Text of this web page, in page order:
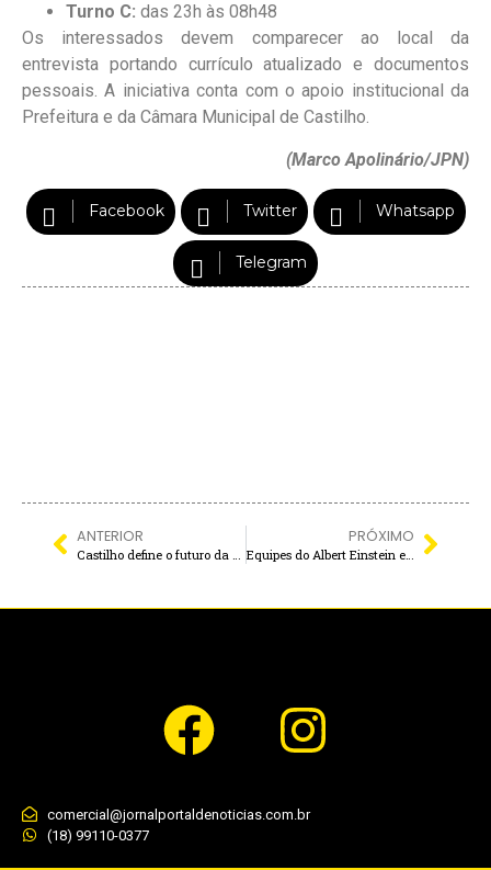
Turno C: das 23h às 08h48
Os interessados devem comparecer ao local da
entrevista portando currículo atualizado e documentos
pessoais. A iniciativa conta com o apoio institucional da
Prefeitura e da Câmara Municipal de Castilho.
(Marco Apolinário/JPN)
Facebook Twitter Whatsapp
Telegram
ANTERIOR PRÓXIMO
Equipes do Albert Einstein e DRS de Araçatuba visitam Murutinga após conquista do “Oscar” da Saúde Pública
comercial@jornalportaldenoticias.com.br
(18) 99110-0377